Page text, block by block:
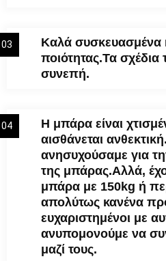
Καλά συσκευασμένα
ποιότητας.Τα σχέδια
συνεπή.
03
Η μπάρα είναι
αισθάνεται
ανησυχούσαμε για
της μπάρας.Αλλά,
μπάρα με 150kg ή
απολύτως κανένα
ευχαριστημένοι με
ανυπομονούμε να
μαζί τους.
04